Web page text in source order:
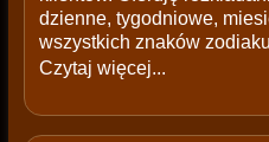
dzienne, tygodniowe,
wszystkich znaków
Czytaj więcej...